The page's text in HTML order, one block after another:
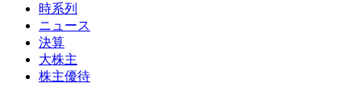
時系列
ニュース
決算
大株主
株主優待